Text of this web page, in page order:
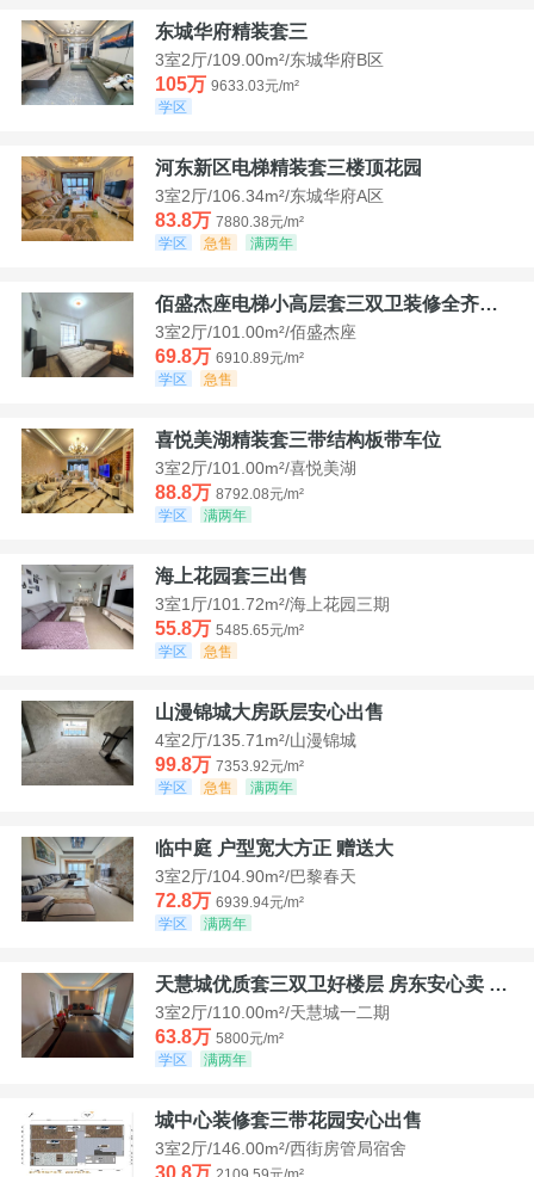
东城华府精装套三
3室2厅/109.00m²/东城华府B区
105万 9633.03元/m²
学区
河东新区电梯精装套三楼顶花园
3室2厅/106.34m²/东城华府A区
83.8万 7880.38元/m²
学区
急售 满两年
佰盛杰座电梯小高层套三双卫装修全齐诚意出售
3室2厅/101.00m²/佰盛杰座
69.8万 6910.89元/m²
学区
急售
喜悦美湖精装套三带结构板带车位
3室2厅/101.00m²/喜悦美湖
88.8万 8792.08元/m²
学区
满两年
海上花园套三出售
3室1厅/101.72m²/海上花园三期
55.8万 5485.65元/m²
学区
急售
山漫锦城大房跃层安心出售
4室2厅/135.71m²/山漫锦城
99.8万 7353.92元/m²
学区
急售 满两年
临中庭 户型宽大方正 赠送大
3室2厅/104.90m²/巴黎春天
72.8万 6939.94元/m²
学区
满两年
天慧城优质套三双卫好楼层 房东安心卖 价格好谈
3室2厅/110.00m²/天慧城一二期
63.8万 5800元/m²
学区
满两年
城中心装修套三带花园安心出售
3室2厅/146.00m²/西街房管局宿舍
30.8万